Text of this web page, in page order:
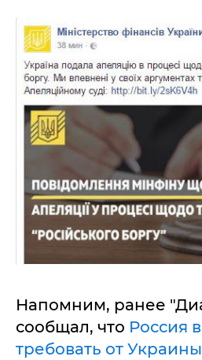
Напомним, ранее
сообщал, что Россия
требовать от